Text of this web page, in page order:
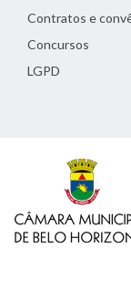
Contratos e
Concursos
LGPD